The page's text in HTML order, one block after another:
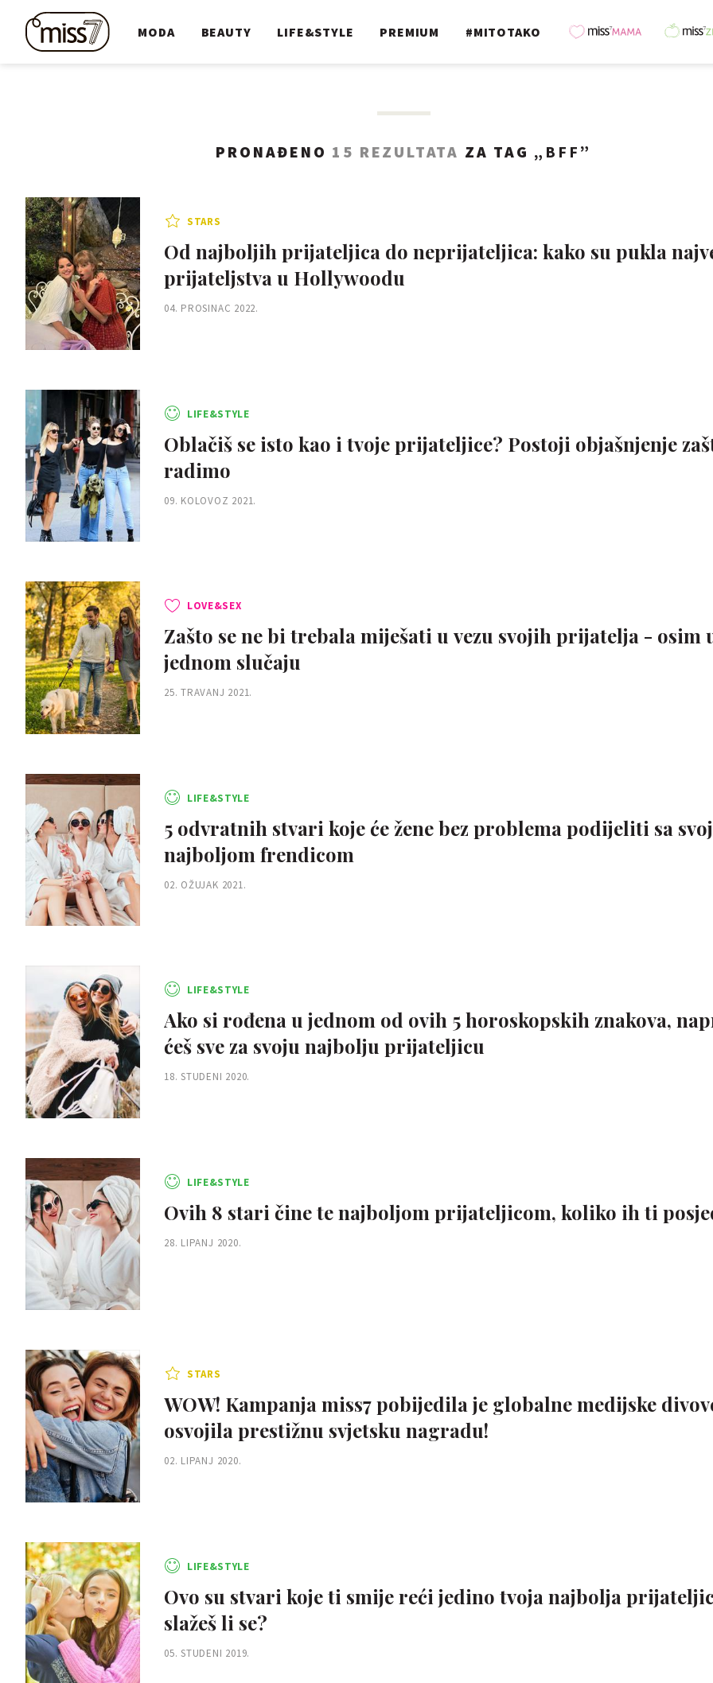
MODA BEAUTY LIFE&STYLE PREMIUM #MITOTAKO
PRONAĐENO 15 REZULTATA ZA TAG „ BFF ”
STARS
Od najboljih prijateljica do neprijateljica: kako su pukla
prijateljstva u Hollywoodu
04. PROSINAC 2022.
LIFE&STYLE
Oblačiš se isto kao i tvoje prijateljice? Postoji objašnjenje
radimo
09. KOLOVOZ 2021.
LOVE&SEX
Zašto se ne bi trebala miješati u vezu svojih prijatelja - osim
jednom slučaju
25. TRAVANJ 2021.
LIFE&STYLE
5 odvratnih stvari koje će žene bez problema podijeliti sa
najboljom frendicom
02. OŽUJAK 2021.
LIFE&STYLE
Ako si rođena u jednom od ovih 5 horoskopskih znakova,
ćeš sve za svoju najbolju prijateljicu
18. STUDENI 2020.
LIFE&STYLE
Ovih 8 stari čine te najboljom prijateljicom, koliko ih ti
28. LIPANJ 2020.
STARS
WOW! Kampanja miss7 pobijedila je globalne medijske
osvojila prestižnu svjetsku nagradu!
02. LIPANJ 2020.
LIFE&STYLE
Ovo su stvari koje ti smije reći jedino tvoja najbolja
slažeš li se?
05. STUDENI 2019.